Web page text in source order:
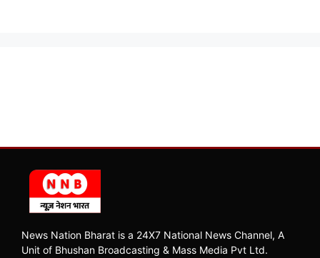
News Nation Bharat is a 24X7 National News Channel, A
Unit of Bhushan Broadcasting & Mass Media Pvt Ltd.